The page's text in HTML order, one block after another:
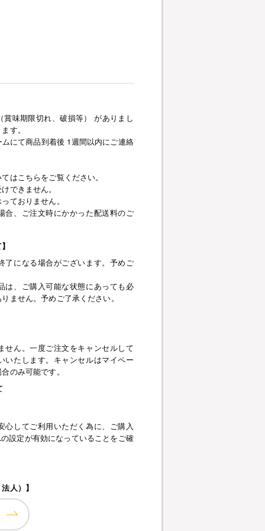
味期限切れ、破損等） がありまし
す。
にて商品到着後 1週間以内にご連絡
はこちらをご覧ください。
できません。
ておりません。
合、ご注文時にかかった配送料のご
了になる場合がございます。予めご
は、ご購入可能な状態にあっても必
ません。予めご了承ください。
せん。一度ご注文をキャンセルして
いたします。キャンセルはマイペー
のみ可能です。
心してご利用いただく為に、ご購入
設定が有効になっていることをご確
人）】